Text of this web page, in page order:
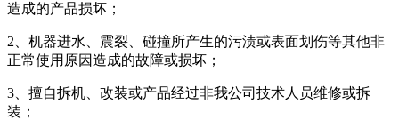
造成的产品损坏；
2、机器进水、震裂、碰撞所产生的污渍或表面划伤等其他非
正常使用原因造成的故障或损坏；
3、擅自拆机、改装或产品经过非我公司技术人员维修或拆
装；